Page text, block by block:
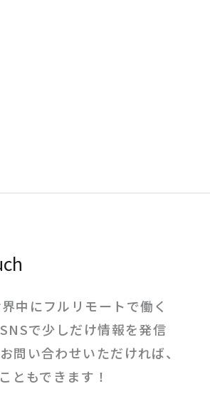
中にフルリモートで働く
で少しだけ情報を発信
問い合わせいただければ、
ともできます！